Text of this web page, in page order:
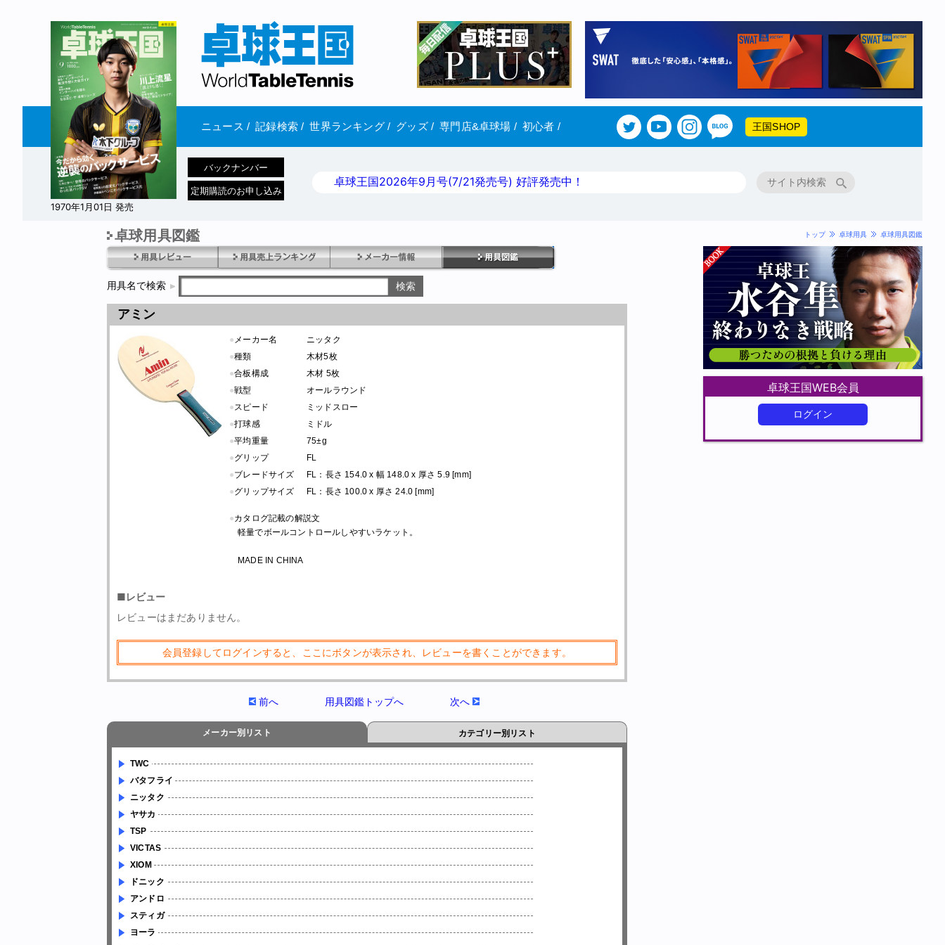
ニュース / 記録検索 / 世界ランキング/ グッズ/ 専門店&卓球場 / 初心者 / 王国SHOP
1970年1月01日 発売
バックナンバー
定期購読のお申し込み
卓球王国2026年9月号(7/21発売号) 好評発売中！
卓球用具図鑑 トップ 卓球用具 卓球用具図鑑
用具名で検索
アミン
● メーカー名
ニッタク
●種類
木材5枚
●合板構成
木材 5枚
●戦型
オールラウンド
●スピード
ミッドスロー
●打球感
ミドル
●平均重量
75±g
●グリップ
FL
●ブレードサイズ
FL：長さ 154.0 x 幅 148.0 x 厚さ 5.9 [mm]
●グリップサイズ FL：長さ 100.0 x 厚さ 24.0 [mm]
●カタログ記載の解説文
軽量でボールコントロールしやすいラケット。
MADE IN CHINA
■レビュー
レビューはまだありません。
会員登録してログインすると、ここにボタンが表示され、レビューを書くことができます。
前へ 用具図鑑トップへ 次へ
メーカー別リスト カテゴリー別リスト
TWC
バタフライ
ニッタク
ヤサカ
TSP
VICTAS
XIOM
ドニック
アンドロ
スティガ
ヨーラ
卓球王国WEB会員
ログイン